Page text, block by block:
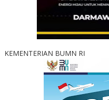
KEMENTERIAN BUMN RI